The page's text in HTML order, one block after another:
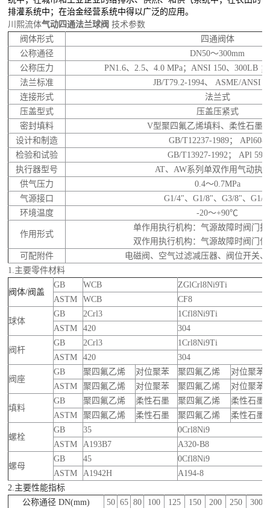
排灌系统中；在治金经营系统中得以广泛的应用。
川熙流体气动四通法兰球阀 技术参数
阀体形式
四通阀体
公称通径
DN50～300mm
公称压力
PN1.6、2.5、4.0 MPa；ANSI 150、300LB
法兰标准
JB/T79.2-1994、 ASME/ANSI
连接形式
法兰式
压盖型式
压盖压紧式
密封填料
V型聚四氟乙烯填料、柔性石墨
设计和制造
GB/T12237-1989； APl608
检验和试验
GB/T13927-1992； APl 598
执行器型号
AT、AW系列单双作用气动执
供气压力
0.4～0.7MPa
气源接口
G1/4"、G1/8"、G3/8"、G1/
环境温度
-20～+90℃
作用形式
单作用执行机构：气源故障时阀门
双作用执行机构：气源故障时阀门
可配附件
电磁阀、空气过滤减压器、阀位开关
1.主要零件材料
阀体/阀盖
GB WCB
ZGlCrl8Ni9Ti
ASTM
WCB CF8
球体
GB 2Crl3
1Cfl8Ni9Ti
ASTM
420 304
阀杆
GB 2Crl3
1Crl8Ni9Ti
ASTM
420 304
阀座
GB 聚四氟乙烯 对位聚苯 聚四氟乙烯
对位聚苯
ASTM
聚四氟乙烯 对位聚苯 聚四氟乙烯 对位聚苯
填料
GB 聚四氟乙烯 柔性石墨 聚四氟乙烯
柔性石墨
ASTM
聚四氟乙烯 柔性石墨 聚四氟乙烯 柔性石墨
螺栓
GB 35
0Crl8Ni9
ASTM
A193B7 A320-B8
螺母
GB 45
0Cfl8Ni9
ASTM
A1942H
A194-8
2. 主要性能指标
公称通径DN(mm) 50 65 80 100 125 150 200 250
300